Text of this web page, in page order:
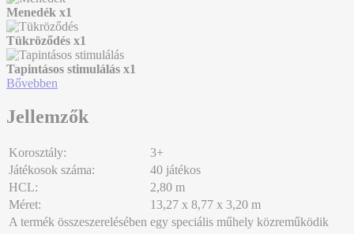
Menedék x1
Tükröződés x1
Tapintásos stimulálás x1
Bővebben
Jellemzők
Korosztály:
3+
Játékosok száma:
40 játékos
HCL:
2,80 m
Méret:
13,27 x 8,77 x 3,20 m
A termék összeszerelésében egy speciális műhely közreműködik